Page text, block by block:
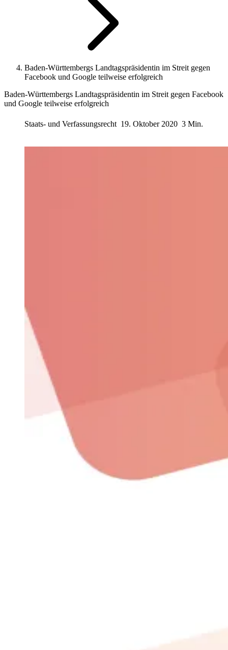
Baden-Württembergs Landtagspräsidentin im Streit gegen
Facebook und Google teilweise erfolgreich
Baden-Württembergs Landtagspräsidentin im Streit gegen Facebook
und Google teilweise erfolgreich
Staats- und Verfassungsrecht 19. Oktober 2020 3 Min.